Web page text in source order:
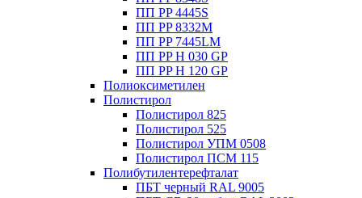
ПП PP 4445S
ПП PP 8332M
ПП PP 7445LM
ПП PP H 030 GP
ПП PP H 120 GP
Полиоксиметилен
Полистирол
Полистирол 825
Полистирол 525
Полистирол УПМ 0508
Полистирол ПСМ 115
Полибутилентерефталат
ПБТ черный RAL 9005